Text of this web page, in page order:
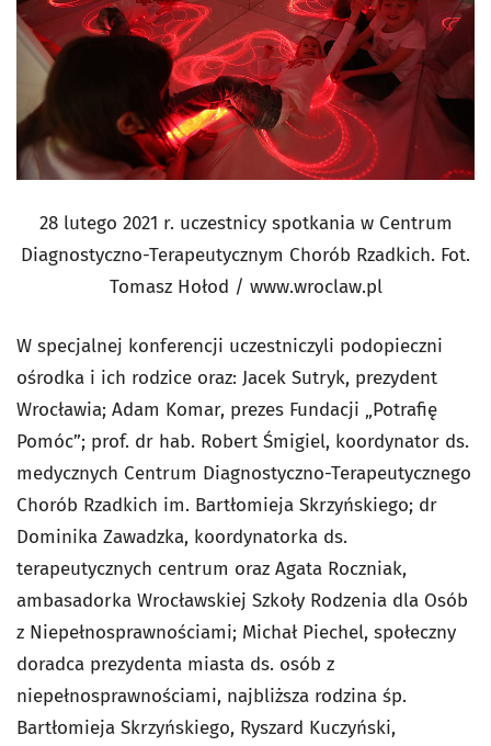
28 lutego 2021 r. uczestnicy spotkania w Centrum
Diagnostyczno-Terapeutycznym Chorób Rzadkich. Fot.
Tomasz Hołod / www.wroclaw.pl
W specjalnej konferencji uczestniczyli podopieczni
ośrodka i ich rodzice oraz: Jacek Sutryk, prezydent
Wrocławia; Adam Komar, prezes Fundacji „Potrafię
Pomóc”; prof. dr hab. Robert Śmigiel, koordynator ds.
medycznych Centrum Diagnostyczno-Terapeutycznego
Chorób Rzadkich im. Bartłomieja Skrzyńskiego; dr
Dominika Zawadzka, koordynatorka ds.
terapeutycznych centrum oraz Agata Roczniak,
ambasadorka Wrocławskiej Szkoły Rodzenia dla Osób
z Niepełnosprawnościami; Michał Piechel, społeczny
doradca prezydenta miasta ds. osób z
niepełnosprawnościami, najbliższa rodzina śp.
Bartłomieja Skrzyńskiego, Ryszard Kuczyński,